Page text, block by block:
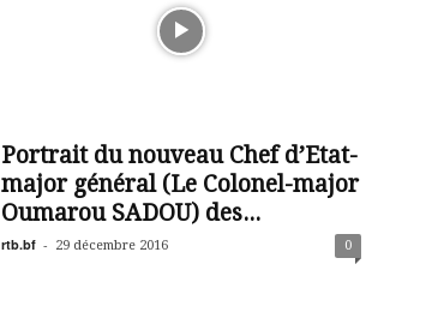
Portrait du nouveau Chef d’Etat-
major général (Le Colonel-major
Oumarou SADOU) des...
rtb.bf - 29 décembre 2016 0